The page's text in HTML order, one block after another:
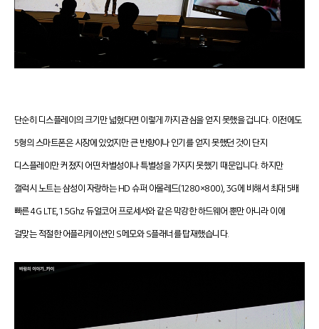
단순히 디스플레이의 크기만 넓혔다면 이렇게 까지 관심을 얻지 못했을 겁니다. 이전에도
5형의 스마트폰은 시장에 있었지만 큰 반향이나 인기를 얻지 못했던 것이 단지
디스플레이만 커졌지 어떤 차별성이나 특별성을 가지지 못했기 때문입니다. 하지만
갤럭시 노트는 삼성이 자랑하는 HD 슈퍼 아몰레드(1280×800), 3G에 비해서 최대 5배
빠른 4G LTE, 1.5Ghz 듀얼코어 프로세서와 같은 막강한 하드웨어 뿐만 아니라 이에
걸맞는 적절한 어플리케이션인 S메모와 S플래너를 탑재했습니다.